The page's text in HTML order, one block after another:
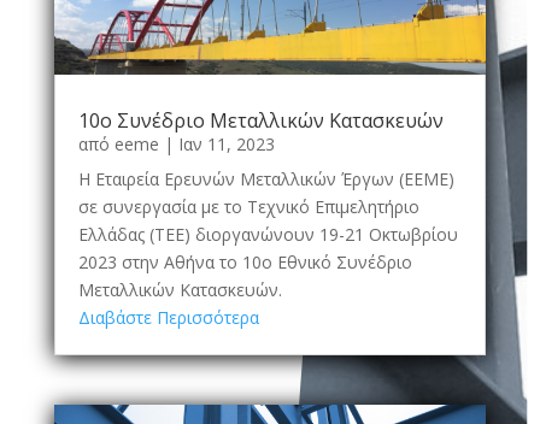
10ο Συνέδριο Μεταλλικών Κατασκευών
από eeme | Ιαν 11, 2023
Η Εταιρεία Ερευνών Μεταλλικών Έργων (ΕΕΜΕ)
σε συνεργασία µε το Τεχνικό Επιμελητήριο
Ελλάδας (ΤΕΕ) διοργανώνουν 19-21 Οκτωβρίου
2023 στην Αθήνα το 10ο Εθνικό Συνέδριο
Μεταλλικών Κατασκευών.
Διαβάστε Περισσότερα